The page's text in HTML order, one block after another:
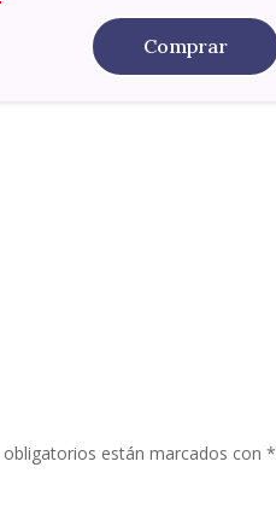
Comprar
obligatorios están marcados con*